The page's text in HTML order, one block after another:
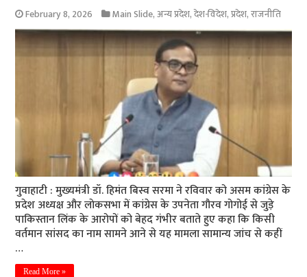
February 8, 2026 Main Slide,अन्य प्रदेश,देश-विदेश,प्रदेश,राजनीति
गुवाहाटी : मुख्यमंत्री डॉ. हिमंत बिस्व सरमा ने रविवार को असम कांग्रेस के
प्रदेश अध्यक्ष और लाेकसभा में कांग्रेस के उपनेता गौरव गोगोई से जुड़े
पाकिस्तान लिंक के आरोपों को बेहद गंभीर बताते हुए कहा कि किसी
वर्तमान सांसद का नाम सामने आने से यह मामला सामान्य जांच से कहीं
…
Read More »